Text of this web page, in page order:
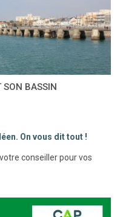
SON BASSIN
On vous dit tout !
conseiller pour vos